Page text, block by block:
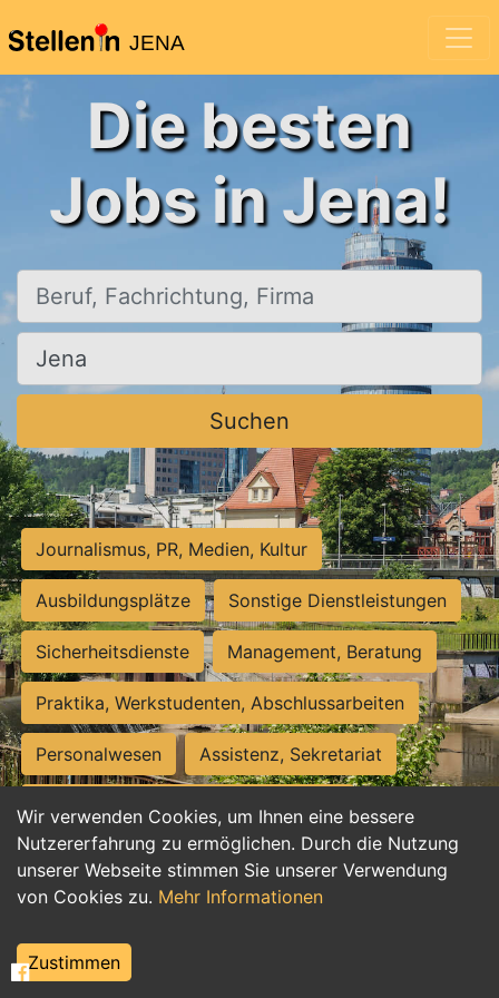
JENA
Wir verwenden Cookies, um Ihnen eine bessere
Nutzererfahrung zu ermöglichen. Durch die Nutzung
unserer Webseite stimmen Sie unserer Verwendung
von Cookies zu. Mehr Informationen
Zustimmen
Die besten
Jobs in Jena!
Beruf, Fachrichtung, Firma
Ort, Stadt
Suchen
Journalismus, PR, Medien, Kultur
Ausbildungsplätze Sonstige Dienstleistungen
Sicherheitsdienste Management, Beratung
Praktika, Werkstudenten, Abschlussarbeiten
Personalwesen Assistenz, Sekretariat
Hilfskräfte, Aushilfs- und Nebenjobs
Einkauf, Logistik, Materialwirtschaft
Weiterbildung, Studium, duale Ausbildung
Tourismus